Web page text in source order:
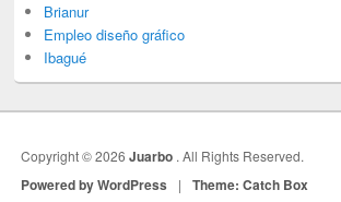
Brianur
Empleo diseño gráfico
Ibagué
Copyright © 2026Juarbo . All Rights Reserved.
Powered by WordPress | Theme: Catch Box